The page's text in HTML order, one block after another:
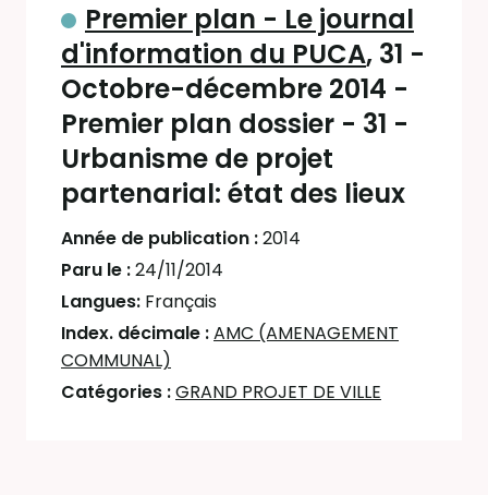
Premier plan - Le journal
d'information du PUCA, 31 -
Octobre-décembre 2014 -
Premier plan dossier - 31 -
Urbanisme de projet
partenarial: état des lieux
Année de publication :2014
Paru le :24/11/2014
Langues: Français
Index. décimale :AMC (AMENAGEMENT
COMMUNAL)
Catégories :GRAND PROJET DE VILLE